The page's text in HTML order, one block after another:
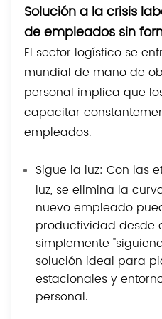
Solución a la crisis
de empleados sin
El sector logístico se
mundial de mano de
personal implica que
capacitar
empleados.
Sigue la luz: Con las
luz, se elimina la
nuevo empleado
productividad desde
simplemente
solución ideal para
estacionales y
personal.